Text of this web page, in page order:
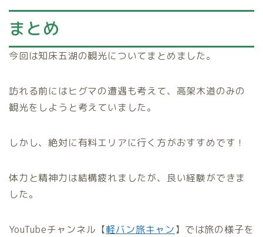
まとめ
今回は知床五湖の観光についてまとめました。
訪れる前にはヒグマの遭遇も考えて、高架木道のみの
観光をしようと考えていました。
しかし、絶対に有料エリアに行く方がおすすめです！
体力と精神力は結構疲れましたが、良い経験ができま
した。
YouTubeチャンネル【軽バン旅キャン】では旅の様子を